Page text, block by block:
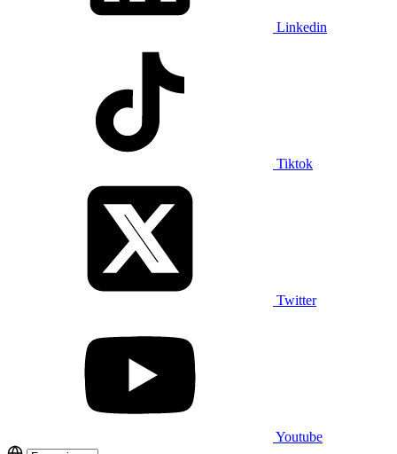
Linkedin
Tiktok
Twitter
Youtube